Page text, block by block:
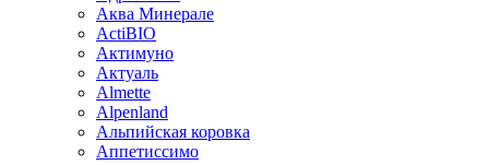
Аква Минерале
ActiBIO
Актимуно
Актуаль
Almette
Alpenland
Альпийская коровка
Аппетиссимо